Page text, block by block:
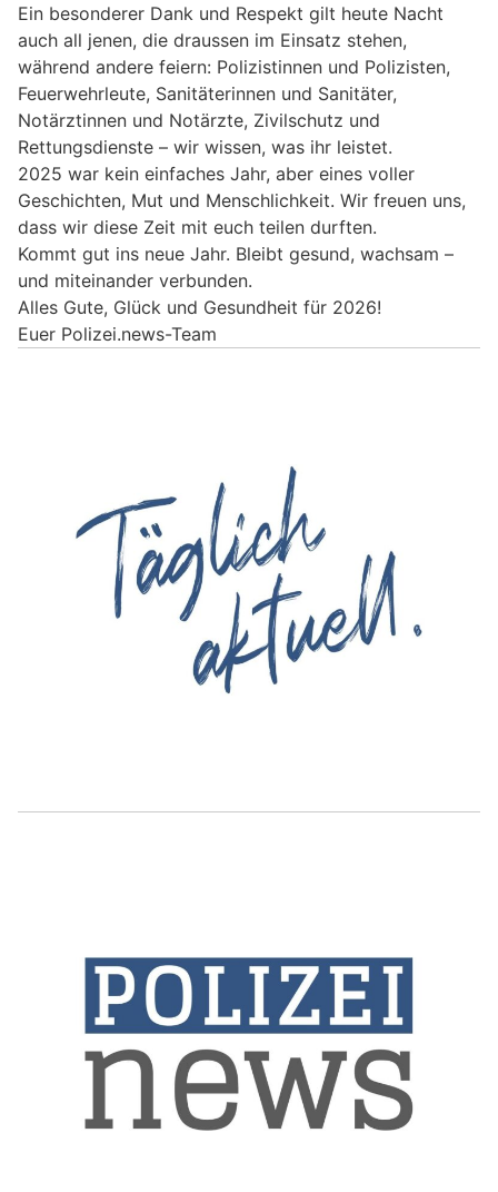
Ein besonderer Dank und Respekt gilt heute Nacht
auch all jenen, die draussen im Einsatz stehen,
während andere feiern: Polizistinnen und Polizisten,
Feuerwehrleute, Sanitäterinnen und Sanitäter,
Notärztinnen und Notärzte, Zivilschutz und
Rettungsdienste – wir wissen, was ihr leistet.
2025 war kein einfaches Jahr, aber eines voller
Geschichten, Mut und Menschlichkeit. Wir freuen uns,
dass wir diese Zeit mit euch teilen durften.
Kommt gut ins neue Jahr. Bleibt gesund, wachsam –
und miteinander verbunden.
Alles Gute, Glück und Gesundheit für 2026!
Euer Polizei.news-Team